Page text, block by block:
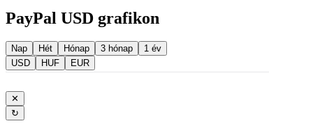
PayPal USD grafikon
Nap Hét Hónap 3 hónap
1 év
USD
HUF EUR
✕
↻